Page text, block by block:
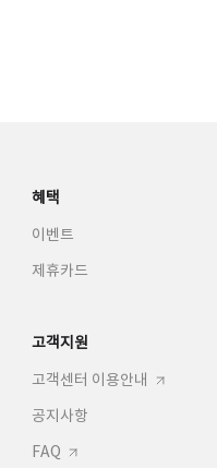
혜택
이벤트
제휴카드
고객지원
고객센터 이용안내
공지사항
FAQ